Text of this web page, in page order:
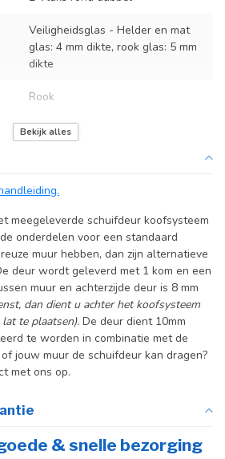
Veiligheidsglas - Helder en mat
glas: 4 mm dikte, rook glas: 5 mm
dikte
Rook
U kunt een tabel vinden met de
exacte deurmaten in de
Bekijk alles
meegeleverde schuifdeur koofsysteem
onderdelen voor een standaard
muur hebben, dan zijn alternatieve
deur wordt geleverd met 1 kom en een
muur en achterzijde deur is 8 mm
dan dient u achter het koofsysteem
te plaatsen). De deur dient 10mm
te worden in combinatie met de
jouw muur de schuifdeur kan dragen?
met ons op.
& snelle bezorging